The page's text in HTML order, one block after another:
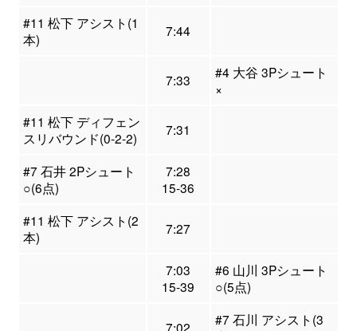
#11 松下 アシスト(1
本)
7:44
7:33
#4 大谷 3Pシュート
×
#11 松下 ディフェン
スリバウンド(0-2-2)
7:31
#7 石井 2Pシュート
○(6点)
7:28
15-36
#11 松下 アシスト(2
本)
7:27
7:03
15-39
#6 山川 3Pシュート
○(5点)
7:02
#7 石川 アシスト(3